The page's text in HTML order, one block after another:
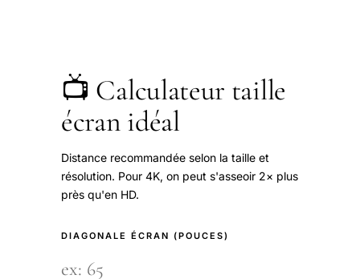
📺 Calculateur taille
écran idéal
Distance recommandée selon la taille et
résolution. Pour 4K, on peut s'asseoir 2× plus
près qu'en HD.
DIAGONALE ÉCRAN (POUCES)